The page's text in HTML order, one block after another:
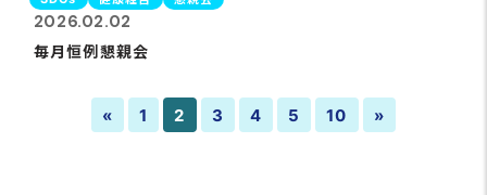
2026.02.02
毎月恒例懇親会
« 1 2 3 4 5 10 »